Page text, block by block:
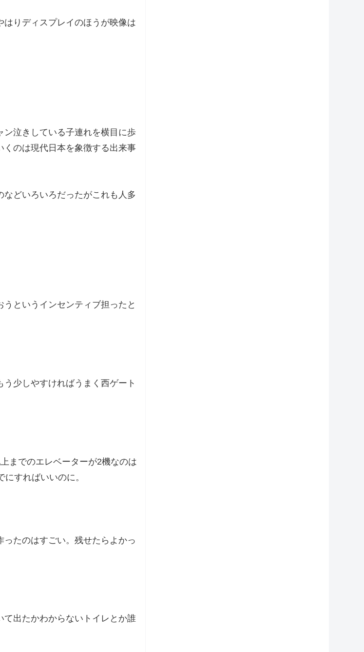
りディスプレイのほうが映像は
泣きしている子連れを横目に歩
のは現代日本を象徴する出来事
どいろいろだったがこれも人多
というインセンティブ担ったと
少しやすければうまく西ゲート
までのエレベーターが2機なのは
すればいいのに。
たのはすごい。残せたらよかっ
出たかわからないトイレとか誰